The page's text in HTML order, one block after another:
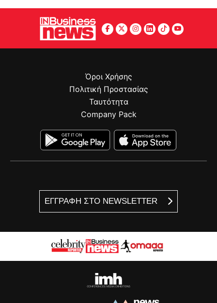
ΕΓΓΡΑΦΗ ΣΤΟ NEWSLETTER
Όροι Χρήσης
Πολιτική Προστασίας
Ταυτότητα
Company Pack